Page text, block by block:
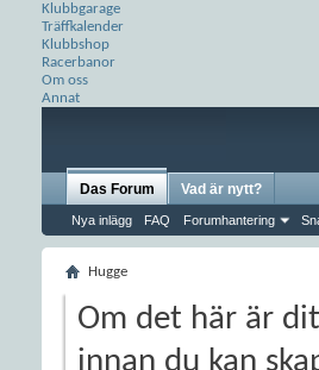
Klubbgarage
Träffkalender
Klubbshop
Racerbanor
Om oss
Annat
Das Forum
Nya inlägg FAQ Forumhantering
Vad är nytt?
Hugge
Om det här är
innan du kan